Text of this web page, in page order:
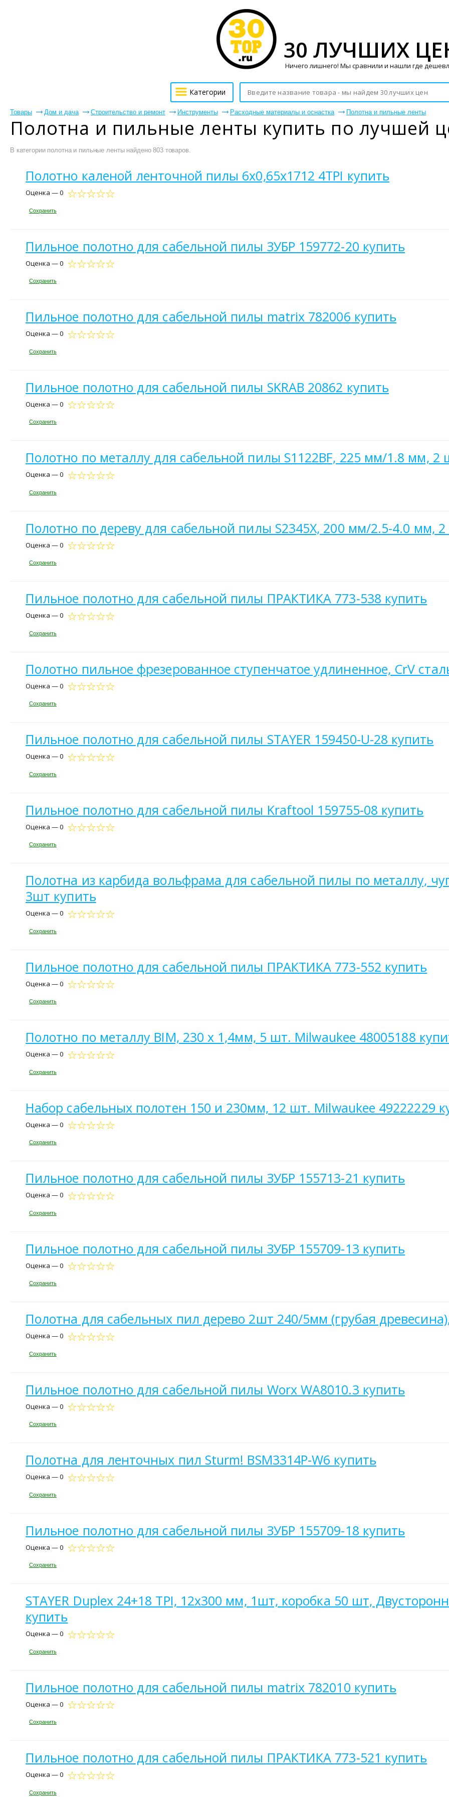
Товары Дом и дача Строительство и ремонт Инструменты Расходные материалы и оснастка Полотна и пильные ленты
Полотна и пильные ленты купить по лучшей
В категории полотна и пильные ленты найдено 803 товаров.
Полотно каленой ленточной пилы 6х0,65х1712 4TPI купить
Оценка — 0
Сохранить
Пильное полотно для сабельной пилы ЗУБР 159772-20 купить
Оценка — 0
Сохранить
Пильное полотно для сабельной пилы matrix 782006 купить
Оценка — 0
Сохранить
Пильное полотно для сабельной пилы SKRAB 20862 купить
Оценка — 0
Сохранить
Полотно по металлу для сабельной пилы S1122BF, 225 мм/1.8 мм, 2
Оценка — 0
Сохранить
Полотно по дереву для сабельной пилы S2345X, 200 мм/2.5-4.0 мм, 2
Оценка — 0
Сохранить
Пильное полотно для сабельной пилы ПРАКТИКА 773-538 купить
Оценка — 0
Сохранить
Полотно пильное фрезерованное ступенчатое удлиненное, CrV
Оценка — 0
Сохранить
Пильное полотно для сабельной пилы STAYER 159450-U-28 купить
Оценка — 0
Сохранить
Пильное полотно для сабельной пилы Kraftool 159755-08 купить
Оценка — 0
Сохранить
Полотна из карбида вольфрама для сабельной пилы по металлу,
3шт купить
Оценка — 0
Сохранить
Пильное полотно для сабельной пилы ПРАКТИКА 773-552 купить
Оценка — 0
Сохранить
Полотно по металлу BIM, 230 х 1,4мм, 5 шт. Milwaukee 48005188
Оценка — 0
Сохранить
Набор сабельных полотен 150 и 230мм, 12 шт. Milwaukee 49222229
Оценка — 0
Сохранить
Пильное полотно для сабельной пилы ЗУБР 155713-21 купить
Оценка — 0
Сохранить
Пильное полотно для сабельной пилы ЗУБР 155709-13 купить
Оценка — 0
Сохранить
Полотна для сабельных пил дерево 2шт 240/5мм (грубая
Оценка — 0
Сохранить
Пильное полотно для сабельной пилы Worx WA8010.3 купить
Оценка — 0
Сохранить
Полотна для ленточных пил Sturm! BSM3314P-W6 купить
Оценка — 0
Сохранить
Пильное полотно для сабельной пилы ЗУБР 155709-18 купить
Оценка — 0
Сохранить
STAYER Duplex 24+18 TPI, 12х300 мм, 1шт, коробка 50 шт,
купить
Оценка — 0
Сохранить
Пильное полотно для сабельной пилы matrix 782010 купить
Оценка — 0
Сохранить
Пильное полотно для сабельной пилы ПРАКТИКА 773-521 купить
Оценка — 0
Сохранить
30 ЛУЧШИХ
Ничего лишнего! Мы сравнили и нашли где
Категории